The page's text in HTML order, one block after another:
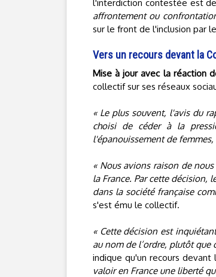
l'interdiction contestée est
affrontement ou
sur le front de l'inclusion par
Vers un recours devant la
Mise à jour avec la réaction
collectif sur ses réseaux
« Le plus souvent, l'avis du
choisi de céder à la
l'épanouissement de
« Nous avions raison de
la France. Par cette décision,
dans la société française
s'est ému le collectif.
« Cette décision est
au nom de l’ordre, plutôt
indique qu'un recours
valoir en France une liberté